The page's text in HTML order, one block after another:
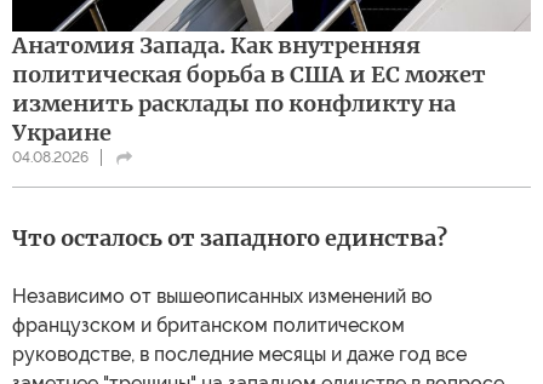
Анатомия Запада. Как внутренняя
политическая борьба в США и ЕС может
изменить расклады по конфликту на
Украине
04.08.2026
Что осталось от западного единства?
Независимо от вышеописанных изменений во
французском и британском политическом
руководстве, в последние месяцы и даже год все